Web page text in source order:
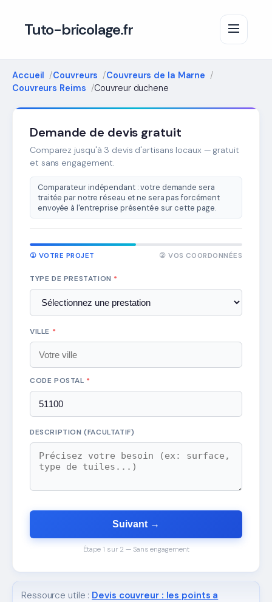
Tuto-bricolage.fr
Accueil Couvreurs
Couvreurs de la Marne
Couvreurs Reims
Couvreur duchene
Demande de devis gratuit
Comparez jusqu'à 3 devis d'artisans locaux — gratuit
et sans engagement.
Comparateur indépendant : votre demande sera
traitée par notre réseau et ne sera pas forcément
envoyée à l'entreprise présentée sur cette page.
① VOTRE PROJET ② VOS COORDONNÉES
TYPE DE PRESTATION *
VILLE *
CODE POSTAL *
DESCRIPTION (FACULTATIF)
Suivant →
Étape 1 sur 2 — Sans engagement
Ressource utile : Devis couvreur : les points a